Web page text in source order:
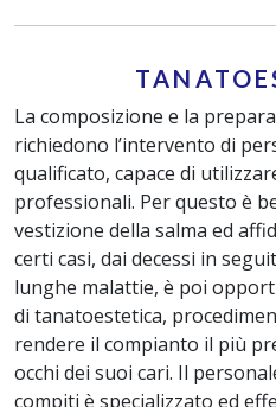
La composizione e la
richiedono l’intervento di
qualificato, capace di
professionali. Per questo è
vestizione della salma ed
certi casi, dai decessi in
lunghe malattie, è poi
di tanatoestetica,
rendere il compianto il più
occhi dei suoi cari. Il
compiti è specializzato ed